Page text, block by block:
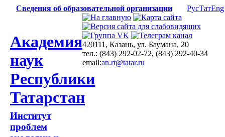
Сведения об образовательной организации РусТатEng
Академия
наук
Республики
Татарстан
Институт
проблем
420111, Казань, ул. Баумана, 20
тел.: (843) 292-02-72, (843) 292-40-34
email:an.rt@tatar.ru